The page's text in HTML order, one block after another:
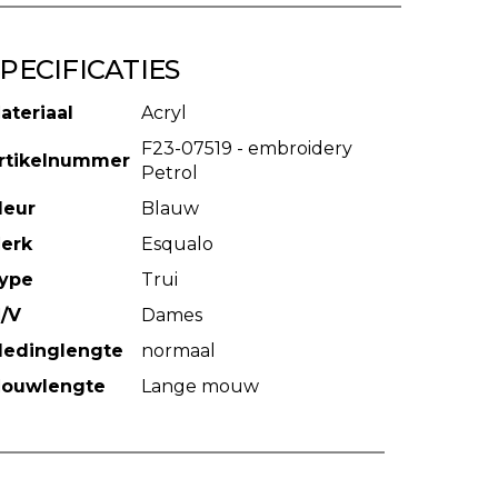
Acryl
F23-07519 - embroidery
Petrol
Blauw
Esqualo
Trui
V
Dames
normaal
Lange mouw